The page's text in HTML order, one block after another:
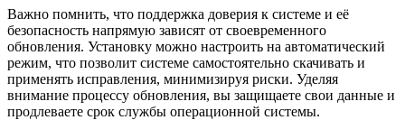
Важно помнить, что поддержка доверия к системе и её
безопасность напрямую зависят от своевременного
обновления. Установку можно настроить на автоматический
режим, что позволит системе самостоятельно скачивать и
применять исправления, минимизируя риски. Уделяя
внимание процессу обновления, вы защищаете свои данные и
продлеваете срок службы операционной системы.